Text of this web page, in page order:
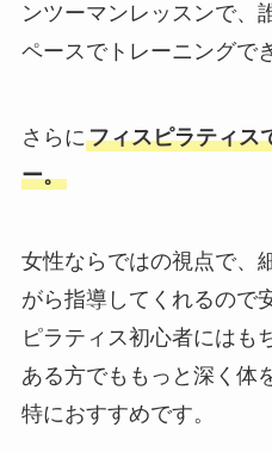
ンツーマンレッスンで、
ペースでトレーニングで
さらにフィスピラティス
ー。
女性ならではの視点で、
がら指導してくれるので
ピラティス初心者にはも
ある方でももっと深く体
特におすすめです。